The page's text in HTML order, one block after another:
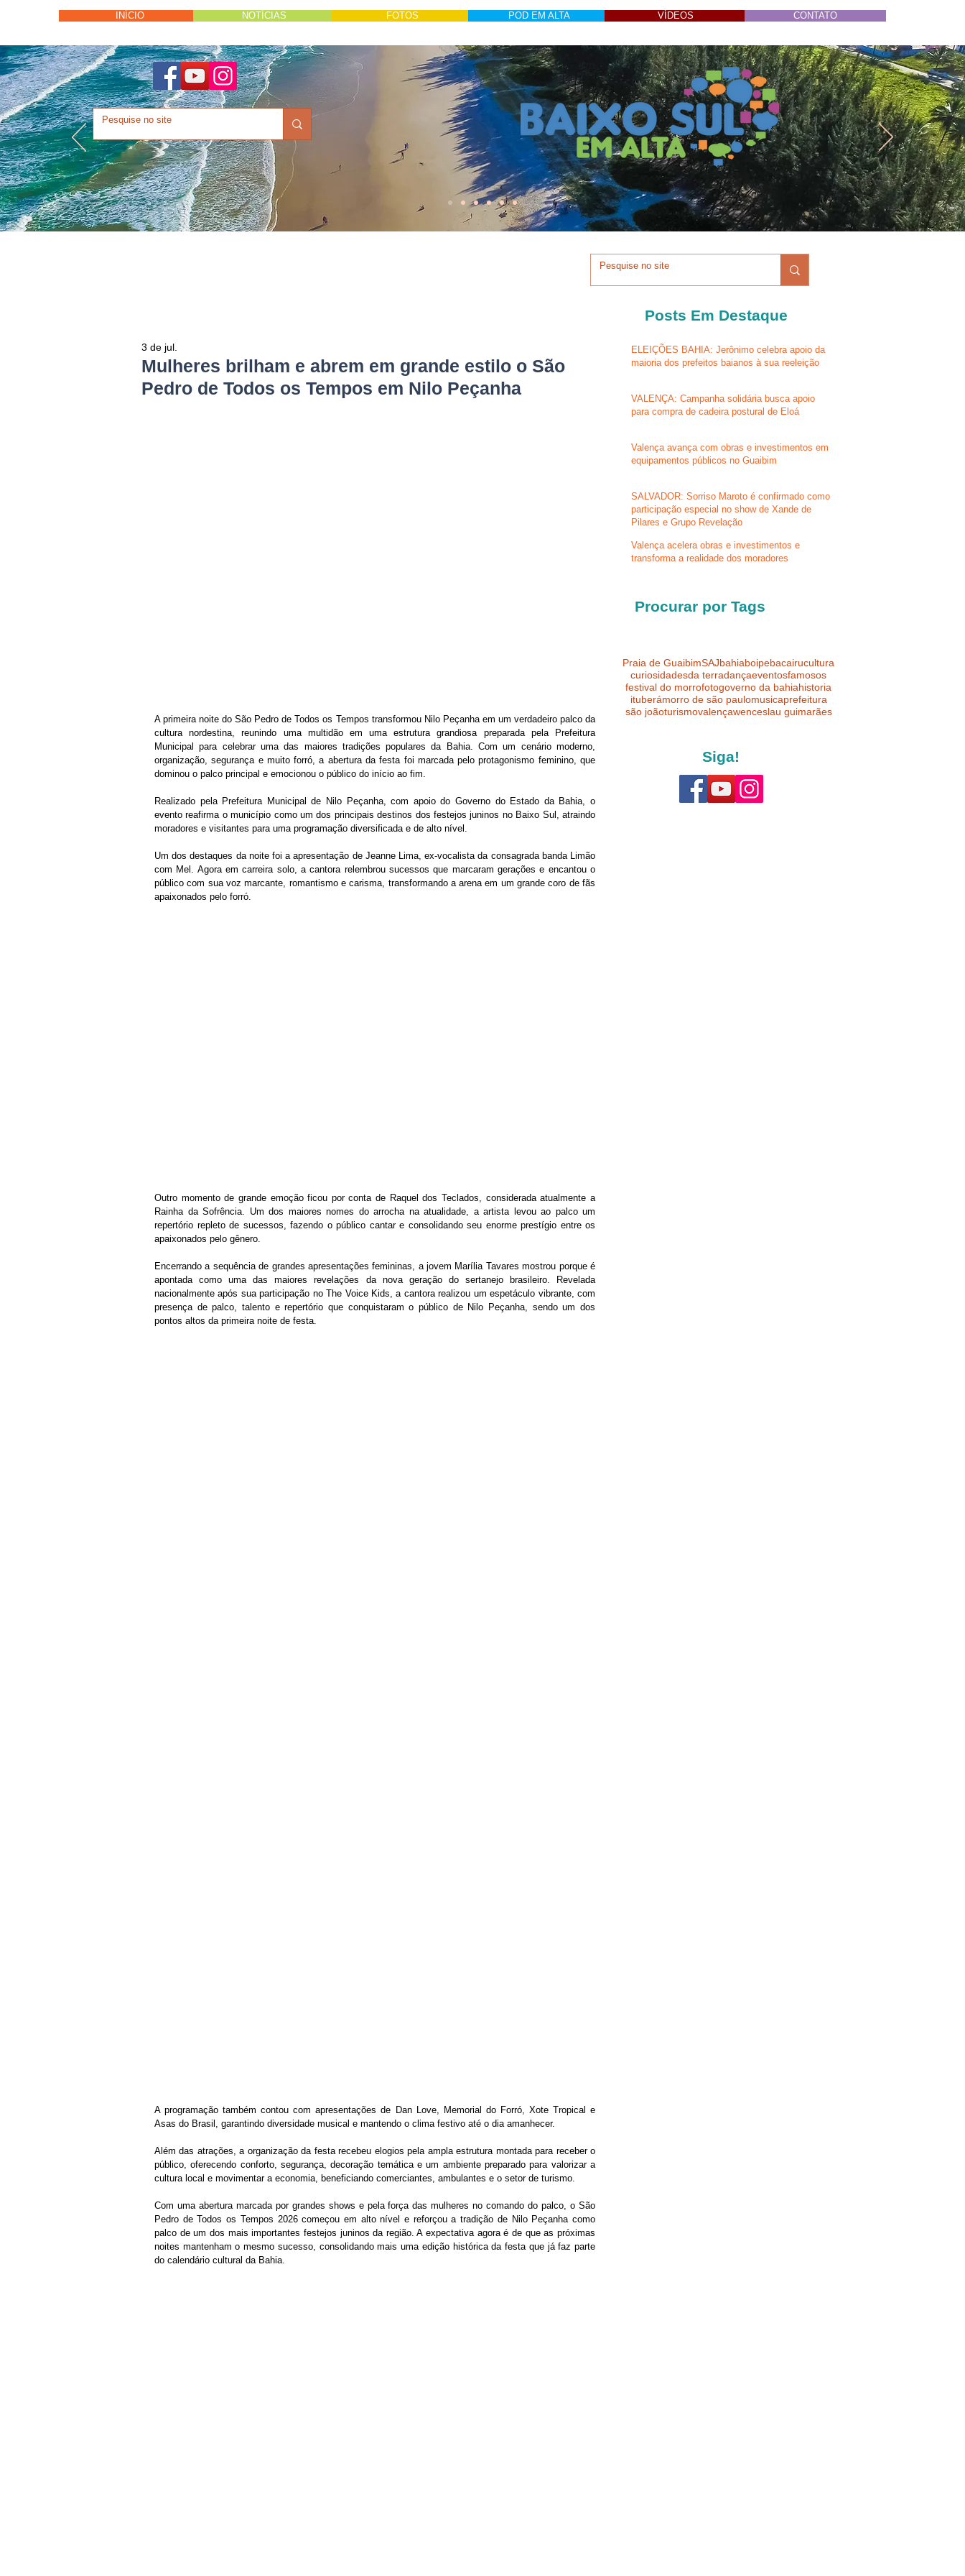
INÍCIO NOTÍCIAS FOTOS POD EM ALTA VÍDEOS CONTATO
Mulheres brilham e abrem em grande estilo o São
Pedro de Todos os Tempos em Nilo Peçanha
3 de jul.
A primeira noite do São Pedro de Todos os Tempos transformou Nilo Peçanha em um verdadeiro palco da
cultura nordestina, reunindo uma multidão em uma estrutura grandiosa preparada pela Prefeitura
Municipal para celebrar uma das maiores tradições populares da Bahia. Com um cenário moderno,
organização, segurança e muito forró, a abertura da festa foi marcada pelo protagonismo feminino, que
dominou o palco principal e emocionou o público do início ao fim.
Realizado pela Prefeitura Municipal de Nilo Peçanha, com apoio do Governo do Estado da Bahia, o
evento reafirma o município como um dos principais destinos dos festejos juninos no Baixo Sul, atraindo
moradores e visitantes para uma programação diversificada e de alto nível.
Um dos destaques da noite foi a apresentação de Jeanne Lima, ex-vocalista da consagrada banda Limão
com Mel. Agora em carreira solo, a cantora relembrou sucessos que marcaram gerações e encantou o
público com sua voz marcante, romantismo e carisma, transformando a arena em um grande coro de fãs
apaixonados pelo forró.
Outro momento de grande emoção ficou por conta de Raquel dos Teclados, considerada atualmente a
Rainha da Sofrência. Um dos maiores nomes do arrocha na atualidade, a artista levou ao palco um
repertório repleto de sucessos, fazendo o público cantar e consolidando seu enorme prestígio entre os
apaixonados pelo gênero.
Encerrando a sequência de grandes apresentações femininas, a jovem Marília Tavares mostrou porque é
apontada como uma das maiores revelações da nova geração do sertanejo brasileiro. Revelada
nacionalmente após sua participação no The Voice Kids, a cantora realizou um espetáculo vibrante, com
presença de palco, talento e repertório que conquistaram o público de Nilo Peçanha, sendo um dos
pontos altos da primeira noite de festa.
A programação também contou com apresentações de Dan Love, Memorial do Forró, Xote Tropical e
Asas do Brasil, garantindo diversidade musical e mantendo o clima festivo até o dia amanhecer.
Além das atrações, a organização da festa recebeu elogios pela ampla estrutura montada para receber o
público, oferecendo conforto, segurança, decoração temática e um ambiente preparado para valorizar a
cultura local e movimentar a economia, beneficiando comerciantes, ambulantes e o setor de turismo.
Com uma abertura marcada por grandes shows e pela força das mulheres no comando do palco, o São
Pedro de Todos os Tempos 2026 começou em alto nível e reforçou a tradição de Nilo Peçanha como
palco de um dos mais importantes festejos juninos da região. A expectativa agora é de que as próximas
noites mantenham o mesmo sucesso, consolidando mais uma edição histórica da festa que já faz parte
do calendário cultural da Bahia.
Posts Em Destaque
ELEIÇÕES BAHIA: Jerônimo celebra apoio da
maioria dos prefeitos baianos à sua reeleição
VALENÇA: Campanha solidária busca apoio
para compra de cadeira postural de Eloá
Valença avança com obras e investimentos em
equipamentos públicos no Guaibim
SALVADOR: Sorriso Maroto é confirmado como
participação especial no show de Xande de
Pilares e Grupo Revelação
Valença acelera obras e investimentos e
transforma a realidade dos moradores
Procurar por Tags
Praia de GuaibimSAJbahiaboipebacairucultura
curiosidadesda terradançaeventosfamosos
festival do morrofotogoverno da bahiahistoria
ituberámorro de são paulomusicaprefeitura
são joãoturismovalençawenceslau guimarães
Siga!